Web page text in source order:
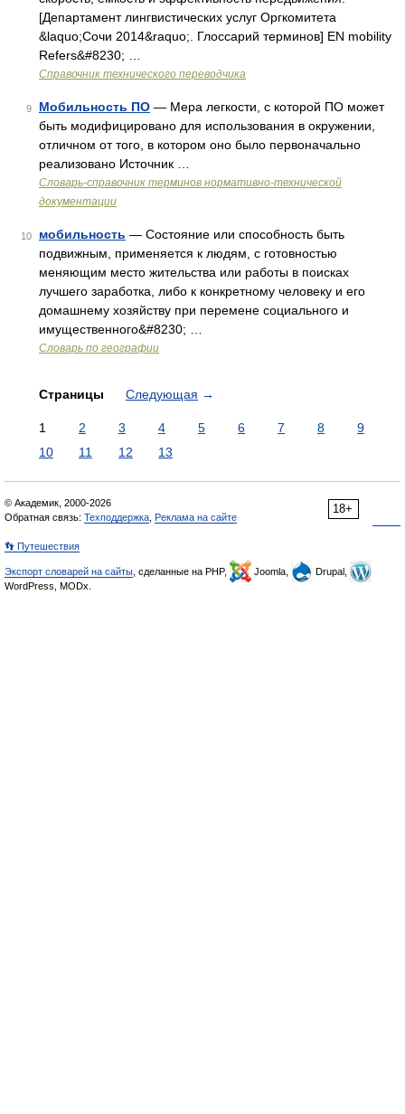
[Департамент лингвистических услуг Оргкомитета
&laquo;Сочи 2014&raquo;. Глоссарий терминов] EN mobility
Refers&#8230; …
Справочник технического переводчика
9 Мобильность ПО — Мера легкости, с которой ПО может
быть модифицировано для использования в окружении,
отличном от того, в котором оно было первоначально
реализовано Источник …
Словарь-справочник терминов нормативно-технической
документации
10 мобильность — Состояние или способность быть
подвижным, применяется к людям, с готовностью
меняющим место жительства или работы в поисках
лучшего заработка, либо к конкретному человеку и его
домашнему хозяйству при перемене социального и
имущественного&#8230; …
Словарь по географии
Страницы Следующая →
1 2 3 4 5 6 7 8
9
10
11 12 13
18+
© Академик, 2000-2026
Обратная связь: Техподдержка Реклама на сайте
👣 Путешествия
Экспорт словарей на сайты , сделанные на PHP, Joomla,
Drupal,
WordPress, MODx.